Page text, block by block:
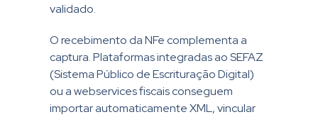
validado.
O recebimento da NFe complementa a
captura. Plataformas integradas ao SEFAZ
(Sistema Público de Escrituração Digital)
ou a webservices fiscais conseguem
importar automaticamente XML, vincular